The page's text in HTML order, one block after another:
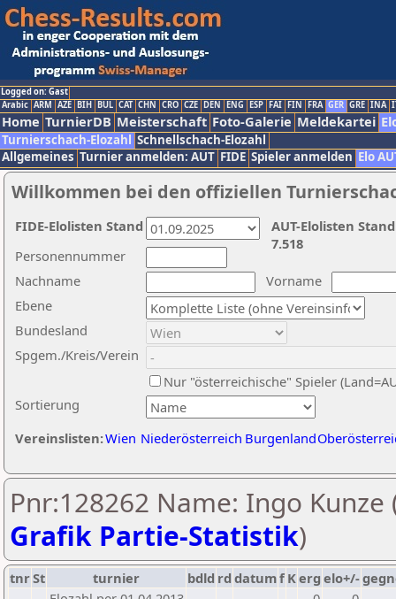
Logged on: Gast
Arabic ARM AZE BIH BUL CAT CHN CRO CZE DEN ENG ESP FAI FIN FRA GER GRE INA
Home TurnierDB Meisterschaft Foto-Galerie Meldekartei
Turnierschach-Elozahl Schnellschach-Elozahl
Allgemeines Turnier anmelden: AUT FIDE Spieler anmelden Elo
Willkommen bei den offiziellen
Nachname
Vorname
Ebene
Sortierung
Personennummer
Bundesland
Spgem./Kreis/Verein
Nur "österreichische" Spieler
Vereinslisten:Wien Niederösterreich Burgenland
AUT-Elolisten
7.518
FIDE-Elolisten Stand
Pnr:128262 Name: Ingo Kunze
Grafik Partie-Statistik)
tnrSt turnier bdld rd datumf Kerg elo+/-